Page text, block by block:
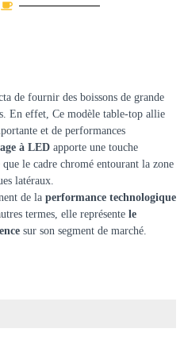
de fournir des boissons de grande
En effet, Ce modèle table-top allie
et de performances
à LED apporte une touche
le cadre chromé entourant la zone
latéraux.
de la performance technologique
termes, elle représente le
sur son segment de marché.